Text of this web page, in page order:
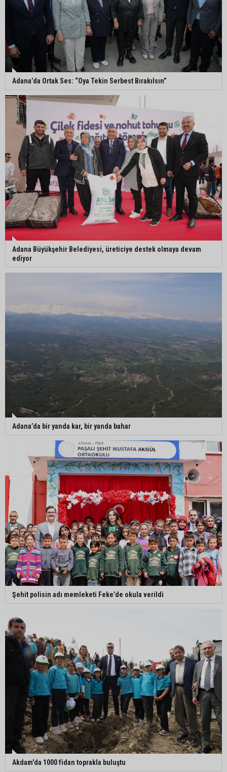
Vali Mustafa Yavuz: “Adana’da huzur ve güven
ortamını daha da güçlendirmek için çalışıyoruz”
Mahkemeden Oya Tekin kararı: Tutukluluk halinin
devamına hükmedildi
Adana’da taziye evinde silahlı kavga kamerada:
Çok sayıda polis ekibi olay yerine sevk edildi
Adana’da parktaki OED cihazını çalan şüpheli
tutuklandı
Adana’da Ortak Ses: “Oya Tekin Serbest Bırakılsın”
Adana Büyükşehir Belediyesi, üreticiye destek olmaya devam
ediyor
Adana’da bir yanda kar, bir yanda bahar
Şehit polisin adı memleketi Feke’de okula verildi
Akdam'da 1000 fidan toprakla buluştu